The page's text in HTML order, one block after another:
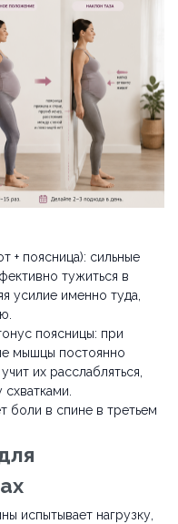
+ поясница): сильные
тужиться в
усилие именно туда,
поясницы: при
мышцы постоянно
их расслабляться,
боли в спине в третьем
испытывает нагрузку,